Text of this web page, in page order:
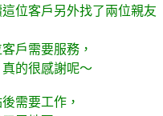
位客戶另外找了兩位親友
戶需要服務，
的很感謝呢～
需要工作，